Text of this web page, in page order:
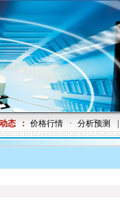
态 ： 价格行情 · 分析预测